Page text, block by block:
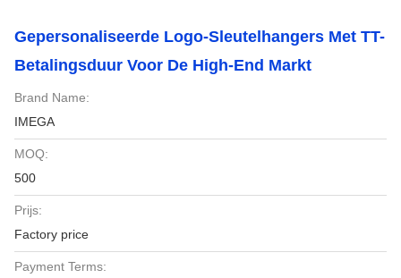
Gepersonaliseerde Logo-Sleutelhangers Met TT-
Betalingsduur Voor De High-End Markt
Brand Name:
IMEGA
MOQ:
500
Prijs:
Factory price
Payment Terms: